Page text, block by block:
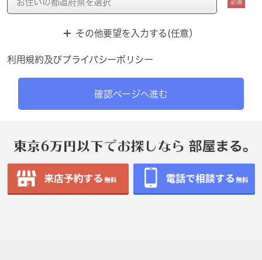
必須
その他要望を入力する(任意）
利用規約及びプライバシーポリシー
確認ページへ進む